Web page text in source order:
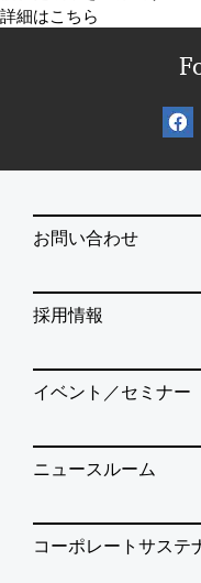
詳細はこちら
お問い合わせ
採用情報
イベント／セミナー
ニュースルーム
コーポレートサステ